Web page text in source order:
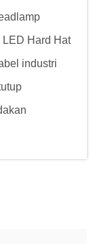
LED Hard Hat
industri